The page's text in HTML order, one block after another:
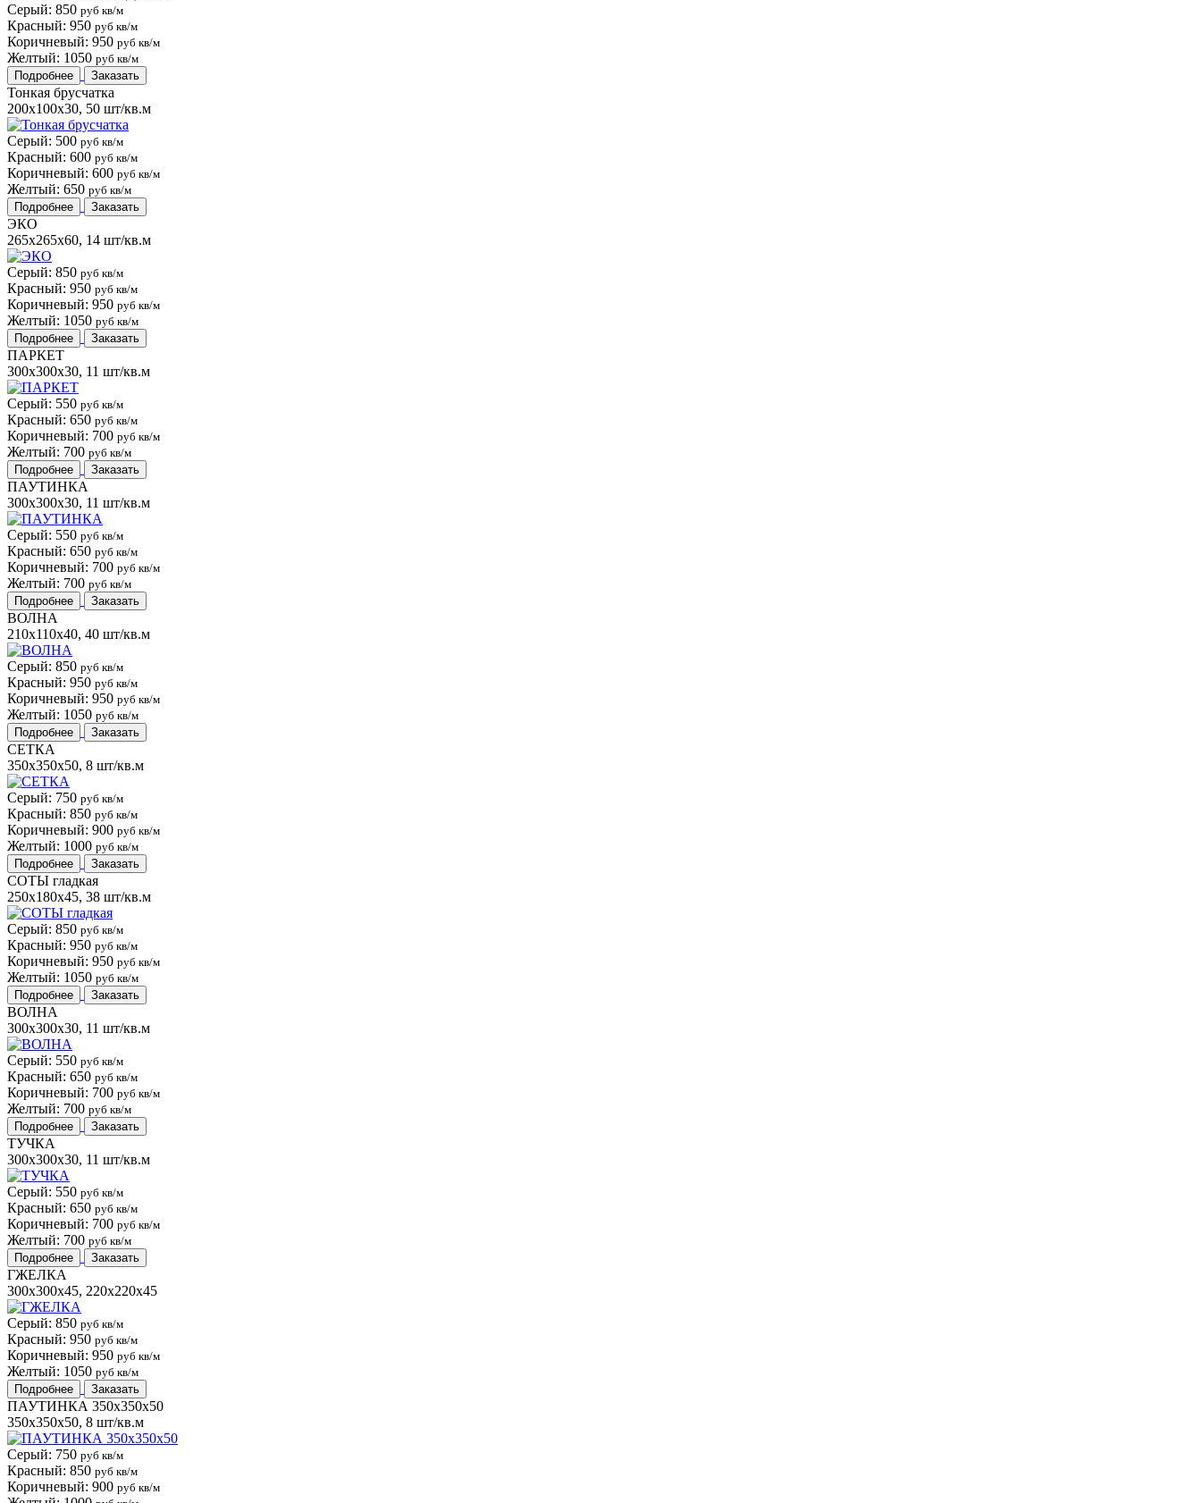
Серый: 850 руб кв/м
Красный: 950 руб кв/м
Коричневый: 950 руб кв/м
Желтый: 1050 руб кв/м
Подробнее
Заказать
Тонкая брусчатка
200x100x30, 50 шт/кв.м
Серый: 500 руб кв/м
Красный: 600 руб кв/м
Коричневый: 600 руб кв/м
Желтый: 650 руб кв/м
Подробнее
Заказать
ЭКО
265x265x60, 14 шт/кв.м
Серый: 850 руб кв/м
Красный: 950 руб кв/м
Коричневый: 950 руб кв/м
Желтый: 1050 руб кв/м
Подробнее
Заказать
ПАРКЕТ
300x300x30, 11 шт/кв.м
Серый: 550 руб кв/м
Красный: 650 руб кв/м
Коричневый: 700 руб кв/м
Желтый: 700 руб кв/м
Подробнее
Заказать
ПАУТИНКА
300x300x30, 11 шт/кв.м
Серый: 550 руб кв/м
Красный: 650 руб кв/м
Коричневый: 700 руб кв/м
Желтый: 700 руб кв/м
Подробнее
Заказать
ВОЛНА
210x110x40, 40 шт/кв.м
Серый: 850 руб кв/м
Красный: 950 руб кв/м
Коричневый: 950 руб кв/м
Желтый: 1050 руб кв/м
Подробнее
Заказать
СЕТКА
350x350x50, 8 шт/кв.м
Серый: 750 руб кв/м
Красный: 850 руб кв/м
Коричневый: 900 руб кв/м
Желтый: 1000 руб кв/м
Подробнее
Заказать
СОТЫ гладкая
250x180x45, 38 шт/кв.м
Серый: 850 руб кв/м
Красный: 950 руб кв/м
Коричневый: 950 руб кв/м
Желтый: 1050 руб кв/м
Подробнее
Заказать
ВОЛНА
300x300x30, 11 шт/кв.м
Серый: 550 руб кв/м
Красный: 650 руб кв/м
Коричневый: 700 руб кв/м
Желтый: 700 руб кв/м
Подробнее
Заказать
ТУЧКА
300x300x30, 11 шт/кв.м
Серый: 550 руб кв/м
Красный: 650 руб кв/м
Коричневый: 700 руб кв/м
Желтый: 700 руб кв/м
Подробнее
Заказать
ГЖЕЛКА
300х300х45, 220х220х45
Серый: 850 руб кв/м
Красный: 950 руб кв/м
Коричневый: 950 руб кв/м
Желтый: 1050 руб кв/м
Подробнее
Заказать
ПАУТИНКА 350x350x50
350x350x50, 8 шт/кв.м
Серый: 750 руб кв/м
Красный: 850 руб кв/м
Коричневый: 900 руб кв/м